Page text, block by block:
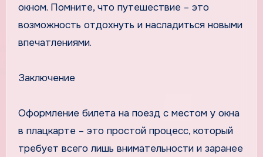
окном. Помните, что путешествие – это
возможность отдохнуть и насладиться новыми
впечатлениями.
Заключение
Оформление билета на поезд с местом у окна
в плацкарте – это простой процесс, который
требует всего лишь внимательности и заранее